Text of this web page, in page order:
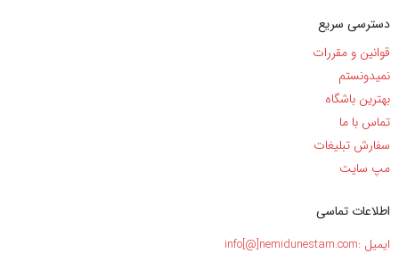
دسترسی سریع
قوانین و مقررات
نمیدونستم
بهترین باشگاه
تماس با ما
سفارش تبلیغات
مپ سایت
اطلاعات تماسی
ایمیل :info[@]nemidunestam.com